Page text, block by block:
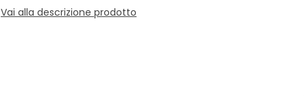
Vai alla descrizione prodotto